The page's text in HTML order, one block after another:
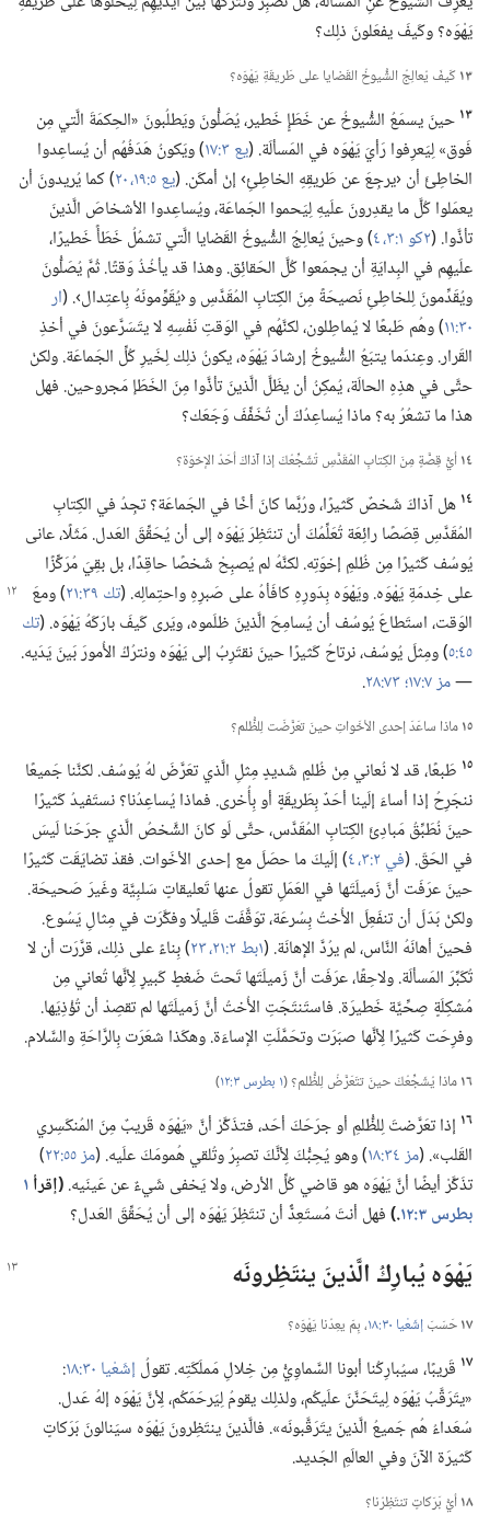
يَهْوَه؟‏ وكَيفَ يفعَلونَ ذلِك؟‏
١٣كَيفَ يُعالِجُ الشُّيوخُ القَضايا على طَريقَةِ يَهْوَه؟‏
١٣ حينَ يسمَعُ الشُّيوخُ عن خَطَإٍ خَطير،‏ يُصَلُّونَ ويَطلُبونَ «الحِكمَةَ الَّتي مِن
فَوق» لِيَعرِفوا رَأيَ يَهْوَه في المَسألَة.‏ (‏يع ٣:‏١٧
‏)‏ ويَكونُ هَدَفُهُم أن يُساعِدوا
الخاطِئَ أن ‹يرجِعَ عن طَريقِهِ الخاطِئِ› إنْ أمكَن.‏ (‏يع ٥:‏١٩،‏ ٢٠
‏)‏ كما يُريدونَ أن
يعمَلوا كُلَّ ما يقدِرونَ علَيهِ لِيَحموا الجَماعَة،‏ ويُساعِدوا الأشخاصَ الَّذينَ
تأذَّوا.‏ (‏٢كو ١:‏٣،‏ ٤
‏)‏ وحينَ يُعالِجُ الشُّيوخُ القَضايا الَّتي تشمُلُ خَطَأً خَطيرًا،‏
علَيهِم في البِدايَةِ أن يجمَعوا كُلَّ الحَقائِق.‏ وهذا قد يأخُذُ وَقتًا.‏ ثُمَّ يُصَلُّونَ
ويُقَدِّمونَ لِلخاطِئِ نَصيحَةً مِنَ الكِتابِ المُقَدَّسِ و ‹يُقَوِّمونَهُ بِاعتِدال›.‏ (‏ار
٣٠:‏١١ ‏)‏ وهُم طَبعًا لا يُماطِلون،‏ لكنَّهُم في الوَقتِ نَفْسِهِ لا يتَسَرَّعونَ في أخذِ
القَرار.‏ وعِندَما يتبَعُ الشُّيوخُ إرشادَ يَهْوَه،‏ يكونُ ذلِك لِخَيرِ كُلِّ الجَماعَة.‏ ولكنْ
حتَّى في هذِهِ الحالَة،‏ يُمكِنُ أن يظَلَّ الَّذينَ تأذَّوا مِنَ الخَطَإ مَجروحين.‏ فهل
هذا ما تشعُرُ به؟‏ ماذا يُساعِدُكَ أن تُخَفِّفَ وَجَعَك؟‏
١٤أيُّ قِصَّةٍ مِنَ الكِتابِ المُقَدَّسِ تُشَجِّعُكَ إذا آذاكَ أحَدُ الإخوَة؟‏
١٤ هل آذاكَ شَخصٌ كَثيرًا،‏ ورُبَّما كانَ أخًا في الجَماعَة؟‏ تجِدُ في الكِتابِ
المُقَدَّسِ قِصَصًا رائِعَة تُعَلِّمُكَ أن تنتَظِرَ يَهْوَه إلى أن يُحَقِّقَ العَدل.‏ مَثَلًا،‏ عانى
يُوسُف كَثيرًا مِن ظُلمِ إخوَتِه.‏ لكنَّهُ لم يُصبِحْ شَخصًا حاقِدًا،‏ بل بقِيَ مُرَكِّزًا
على خِدمَةِ يَهْوَه.‏ ويَهْوَهبِدَورِهِ كافَأهُ على صَبرِهِ واحتِمالِه.‏ (‏تك ٣٩:‏٢١
‏)‏ ومعَ
الوَقت،‏ استَطاعَ يُوسُف أن يُسامِحَ الَّذينَ ظلَموه،‏ ويَرى كَيفَ بارَكَهُ يَهْوَه.‏ (‏تك
٤٥:‏٥ ‏)‏ ومِثلَ يُوسُف،‏ نرتاحُ كَثيرًا حينَ نقتَرِبُ إلى يَهْوَه ونترُكُ الأُمورَ بَينَ يَدَيه.‏
—‏مز ٧:‏١٧؛‏ ‏.‏
١٥ماذا ساعَدَ إحدى الأخَواتِ حينَ تعَرَّضَت لِلظُّلم؟‏
١٥ طَبعًا،‏ قد لا نُعاني مِنْ ظُلمٍ شَديدٍ مِثلِ الَّذي تعَرَّضَ لهُ يُوسُف.‏ لكنَّنا جَميعًا
ننجَرِحُ إذا أساءَ إلَينا أحَدٌ بِطَريقَةٍ أو بِأُخرى.‏ فماذا يُساعِدُنا؟‏ نستَفيدُ كَثيرًا
حينَ نُطَبِّقُ مَبادِئَ الكِتابِ المُقَدَّس،‏ حتَّى لَو كانَ الشَّخصُ الَّذي جرَحَنا لَيسَ
في الحَقّ.‏ (‏في ٢:‏٣،‏ ٤
‏)‏ إلَيكَ ما حصَلَ مع إحدى الأخَوات.‏ فقدْ تضايَقَت كَثيرًا
حينَ عرَفَت أنَّ زَميلَتَها في العَمَلِ تقولُ عنها تَعليقاتٍ سَلبِيَّة وغَيرَ صَحيحَة.‏
ولكنْ بَدَلَ أن تنفَعِلَ الأُختُ بِسُرعَة،‏ توَقَّفَت قَليلًا وفكَّرَت في مِثالِ يَسُوع.‏
فحينَ أهانَهُ النَّاس،‏ لم يرُدَّ الإهانَة.‏ (‏١بط ٢:‏٢١،‏
‏)‏ بِناءً على ذلِك،‏ قرَّرَت أن لا
تُكَبِّرَ المَسألَة.‏ ولاحِقًا،‏ عرَفَت أنَّ زَميلَتَها تَحتَ ضَغطٍ كَبيرٍ لِأنَّها تُعاني مِن
مُشكِلَةٍ صِحِّيَّة خَطيرَة.‏ فاستَنتَجَتِ الأُختُ أنَّ زَميلَتَها لم تقصِدْ أن تُؤْذِيَها.‏
وفرِحَت كَثيرًا لِأنَّها صبَرَت وتحَمَّلَتِ الإساءَة.‏ وهكَذا شعَرَت بِالرَّاحَةِ والسَّلام.‏
١٦ماذا يُشَجِّعُكَ حينَ تتَعَرَّضُ لِلظُّلم؟‏ (‏١ بطرس ٣:‏١٢
‏)‏
١٦ إذا تعَرَّضتَ لِلظُّلمِ أو جرَحَكَ أحَد،‏ فتذَكَّرْ أنَّ «يَهْوَه قَريبٌ مِنَ المُنكَسِري
القَلب».‏ (‏مز ٣٤:‏١٨ ‏)‏ وهو يُحِبُّكَ لِأنَّكَ تصبِرُ وتُلقي هُمومَكَ علَيه.‏ (‏مز ٥٥:‏٢٢
‏)‏
تذَكَّرْ أيضًا أنَّ يَهْوَه هو قاضي كُلِّ الأرض،‏ ولا يَخفى شَيءٌ عن عَينَيه.‏‏(‏إقرأ١
بطرس ٣:‏١٢
‏.‏)‏فهل أنتَ مُستَعِدٌّ أن تنتَظِرَ يَهْوَه إلى أن يُحَقِّقَ العَدل؟‏
يَهْوَه يُبارِكُ الَّذينَ ينتَظِرونَه
١٧حَسَبَإشَعْيا ٣٠:‏١٨
‏،‏ بِمَ يعِدُنا يَهْوَه؟‏
١٧ قَريبًا،‏ سيُبارِكُنا أبونا السَّماوِيُّ مِن خِلالِ مَملَكَتِه.‏ تقولُ إشَعْيا ٣٠:‏١٨
‏:‏
«يتَرَقَّبُ يَهْوَه لِيتَحَنَّنَ علَيكُم،‏ ولذلِك يقومُ لِيَرحَمَكُم،‏ لِأنَّ يَهْوَه إلهُ عَدل.‏
سُعَداءُ هُم جَميعُ الَّذينَ يتَرَقَّبونَه».‏ فالَّذينَ ينتَظِرونَ يَهْوَه سيَنالونَ بَرَكاتٍ
كَثيرَة الآنَ وفي العالَمِ الجَديد.‏
١٨أيُّ بَرَكاتٍ تنتَظِرُنا؟‏